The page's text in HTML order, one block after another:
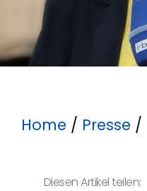
Home / Presse /
Diesen Artikel teilen: